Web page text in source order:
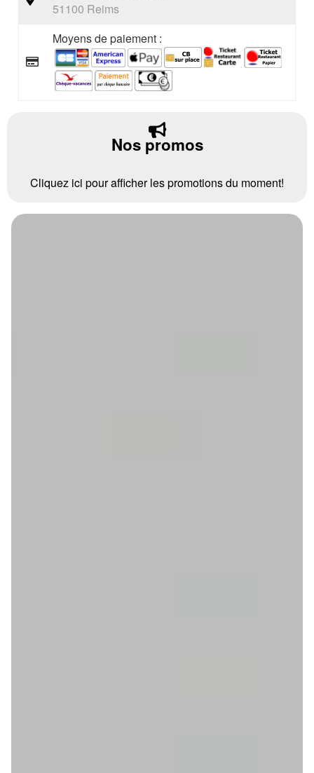
51100 Reims
Moyens de paiement :
Nos promos
Cliquez ici pour afficher les promotions du moment!